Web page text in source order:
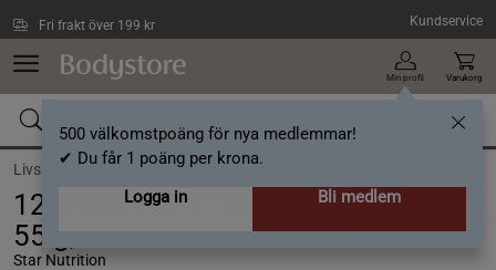
Fri frakt över 199 kr Kundservice
Min profil
500 välkomstpoäng för nya medlemmar!
✔ Du får 1 poäng per krona.
Logga in
Bli medlem
Varukorg
Livsmedel /Bars
12 x Star Nutrition Vegan Protein bar,
55 g, Caramel Chocolate
Star Nutrition